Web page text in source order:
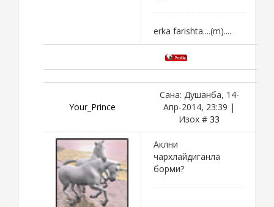
erka farishta....(m)....
Your_Prince
Сана: Душанба, 14-
Апр-2014, 23:39 |
Изох # 33
Аклни
чархлайдиганла
борми?